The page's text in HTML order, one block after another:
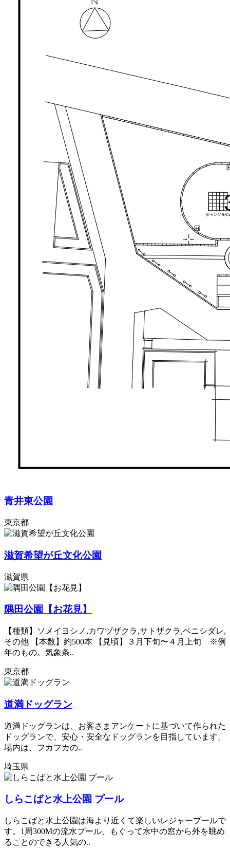
青井東公園
東京都
滋賀希望が丘文化公園
滋賀県
隅田公園【お花見】
【種類】ソメイヨシノ,カワヅザクラ,サトザクラ,ベニシダレ,
その他 【本数】約500本 【見頃】３月下旬〜４月上旬 ※例
年のもの。気象条..
東京都
道満ドッグラン
道満ドッグランは、お客さまアンケートに基づいて作られた
ドッグランで、安心・安全なドッグランを目指しています。
場内は、フカフカの..
埼玉県
しらこばと水上公園 プール
しらこばと水上公園は海より近くて楽しいレジャープールで
す。1周300Mの流水プール、もぐって水中の窓から外を眺め
ることのできる人気の..